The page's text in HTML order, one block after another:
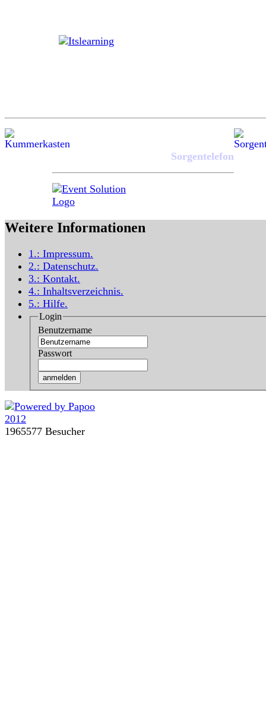
Sorgentelefon
Weitere Informationen
1.: Impressum.
2.: Datenschutz.
3.: Kontakt.
4.: Inhaltsverzeichnis.
5.: Hilfe.
Login
Benutzername
Passwort
1965577 Besucher